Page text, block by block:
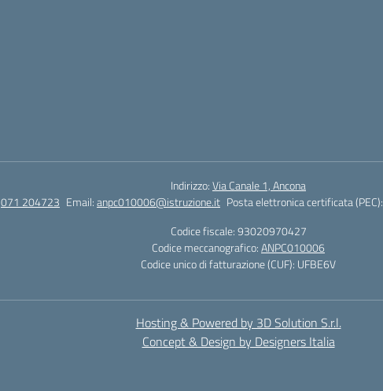
Indirizzo:Via Canale 1, Ancona
071 204723 Email:anpc010006@istruzione.it Posta elettronica certificata (PEC):
Codice fiscale: 93020970427
Codice meccanografico:ANPC010006
Codice unico di fatturazione (CUF): UFBE6V
Hosting & Powered by 3D Solution S.r.l.
Concept & Design by Designers Italia